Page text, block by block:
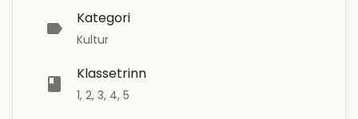
Kategori
Kultur
Klassetrinn
1, 2, 3, 4, 5